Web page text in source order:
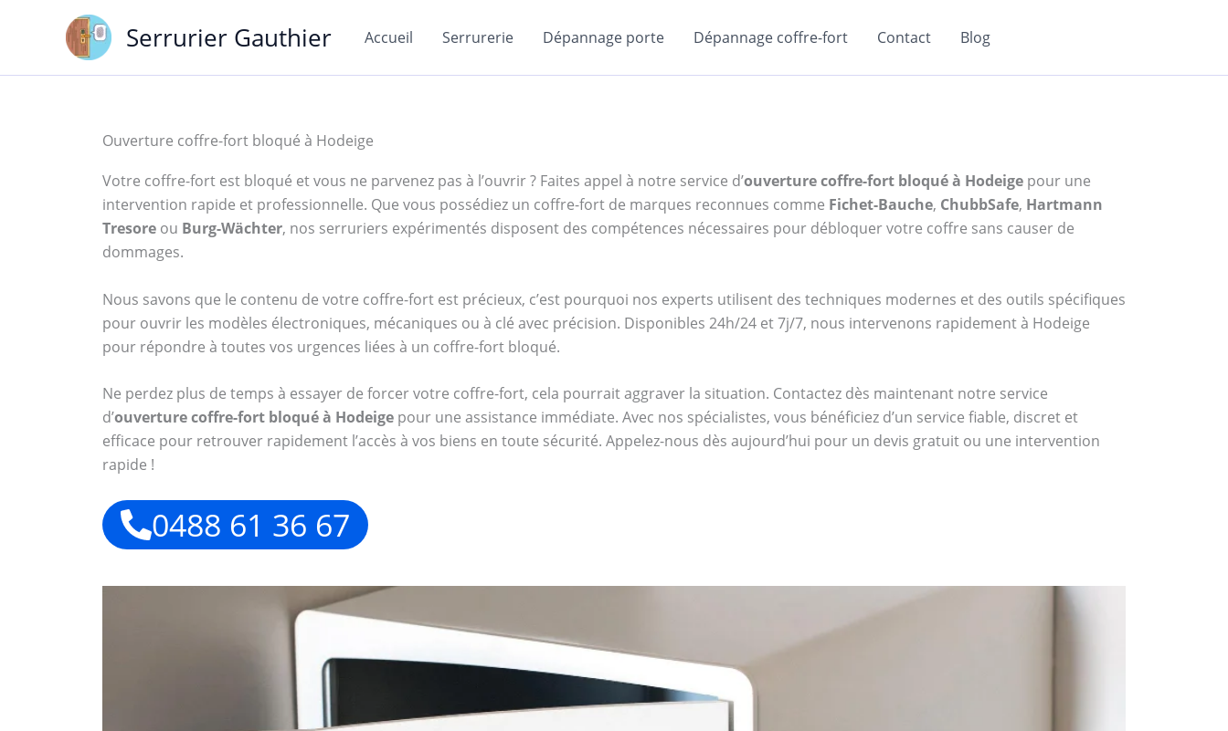
Serrurier Gauthier Accueil Serrurerie Dépannage porte Dépannage coffre-fort Contact Blog
Ouverture coffre-fort bloqué à Hodeige
Votre coffre-fort est bloqué et vous ne parvenez pas à l’ouvrir ? Faites appel à notre service d’ouverture coffre-fort bloqué à Hodeige pour une
intervention rapide et professionnelle. Que vous possédiez un coffre-fort de marques reconnues comme Fichet-Bauche, ChubbSafe, Hartmann
Tresore ou Burg-Wächter, nos serruriers expérimentés disposent des compétences nécessaires pour débloquer votre coffre sans causer de
dommages.
Nous savons que le contenu de votre coffre-fort est précieux, c’est pourquoi nos experts utilisent des techniques modernes et des outils spécifiques
pour ouvrir les modèles électroniques, mécaniques ou à clé avec précision. Disponibles 24h/24 et 7j/7, nous intervenons rapidement à Hodeige
pour répondre à toutes vos urgences liées à un coffre-fort bloqué.
Ne perdez plus de temps à essayer de forcer votre coffre-fort, cela pourrait aggraver la situation. Contactez dès maintenant notre service
d’ouverture coffre-fort bloqué à Hodeige pour une assistance immédiate. Avec nos spécialistes, vous bénéficiez d’un service fiable, discret et
efficace pour retrouver rapidement l’accès à vos biens en toute sécurité. Appelez-nous dès aujourd’hui pour un devis gratuit ou une intervention
rapide !
0488 61 36 67